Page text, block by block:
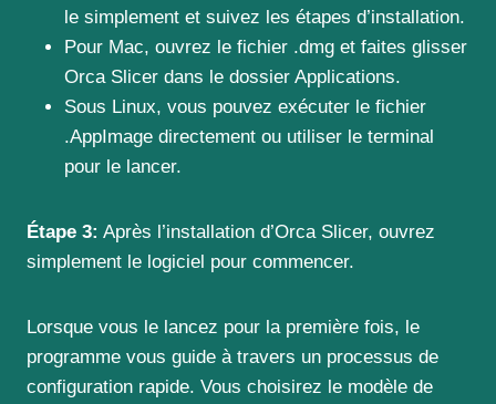
le simplement et suivez les étapes d’installation.
Pour Mac, ouvrez le fichier .dmg et faites glisser
Orca Slicer dans le dossier Applications.
Sous Linux, vous pouvez exécuter le fichier
.AppImage directement ou utiliser le terminal
pour le lancer.
Étape 3: Après l’installation d’Orca Slicer, ouvrez
simplement le logiciel pour commencer.
Lorsque vous le lancez pour la première fois, le
programme vous guide à travers un processus de
configuration rapide. Vous choisirez le modèle de